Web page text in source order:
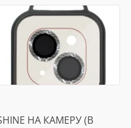
НА КАМЕРУ (В